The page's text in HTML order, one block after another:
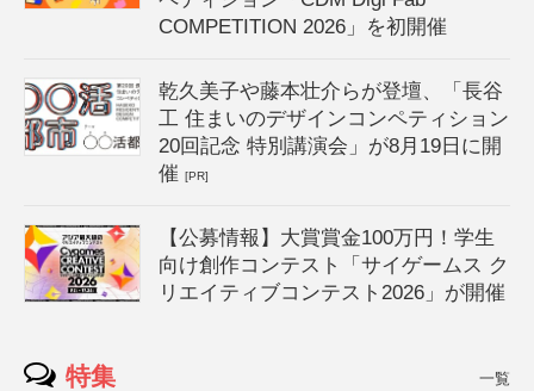
COMPETITION 2026」を初開催
乾久美子や藤本壮介らが登壇、「長谷
工 住まいのデザインコンペティション
20回記念 特別講演会」が8月19日に開
催[PR]
【公募情報】大賞賞金100万円！学生
向け創作コンテスト「サイゲームス ク
リエイティブコンテスト2026」が開催
特集 一覧